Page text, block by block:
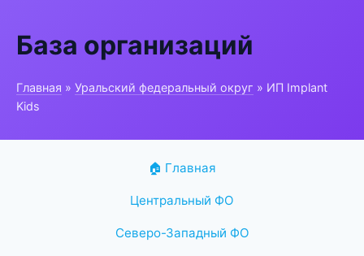
База организаций
Главная » Уральский федеральный округ » ИП Implant
Kids
🏠 Главная
Центральный ФО
Северо-Западный ФО